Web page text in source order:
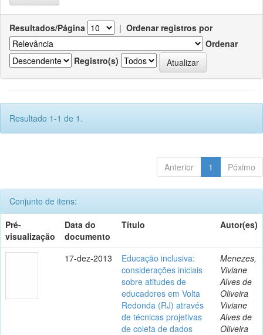
Resultados/Página | Ordenar registros por
Ordenar
Registro(s)
Resultado 1-1 de 1.
Anterior 1 Póximo
Conjunto de itens:
Pré-
visualização
Data do
documento
Título Autor(es)
17-dez-2013
Educação inclusiva:
considerações iniciais
sobre atitudes de
educadores em Volta
Redonda (RJ) através
de técnicas projetivas
de coleta de dados
Menezes,
Viviane
Alves de
Oliveira
Viviane
Alves de
Oliveira